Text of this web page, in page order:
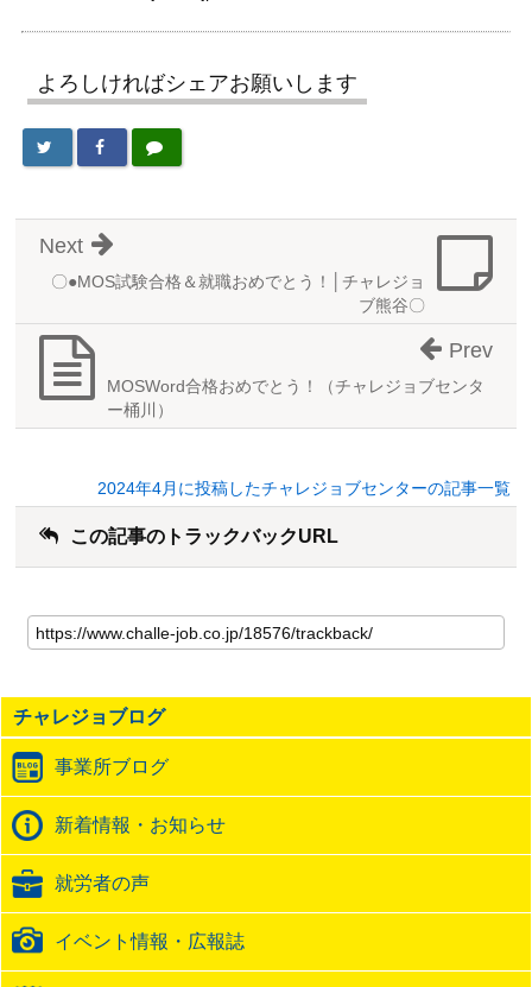
よろしければシェアお願いします
〇●MOS試験合格＆就職おめでとう！│チャレジョ
ブ熊谷〇
Next
MOSWord合格おめでとう！（チャレジョブセンタ
ー桶川）
Prev
2024年4月に投稿したチャレジョブセンターの記事一覧
この記事のトラックバックURL
の
記
の
ト
ッ
ク
バ
ッ
URL
チャレジョブログ
事業所ブログ
新着情報・お知らせ
就労者の声
イベント情報・広報誌